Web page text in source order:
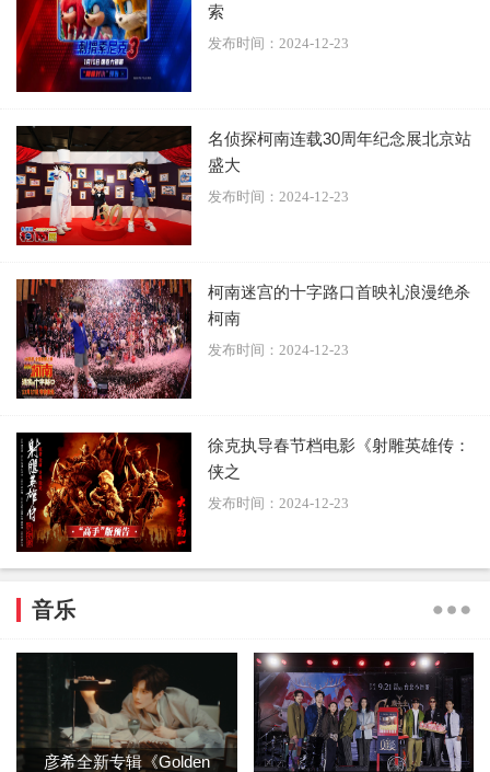
索
发布时间：2024-12-23
名侦探柯南连载30周年纪念展北京站
盛大
发布时间：2024-12-23
柯南迷宫的十字路口首映礼浪漫绝杀
柯南
发布时间：2024-12-23
徐克执导春节档电影《射雕英雄传：
侠之
发布时间：2024-12-23
音乐
​彦希全新专辑《Golden